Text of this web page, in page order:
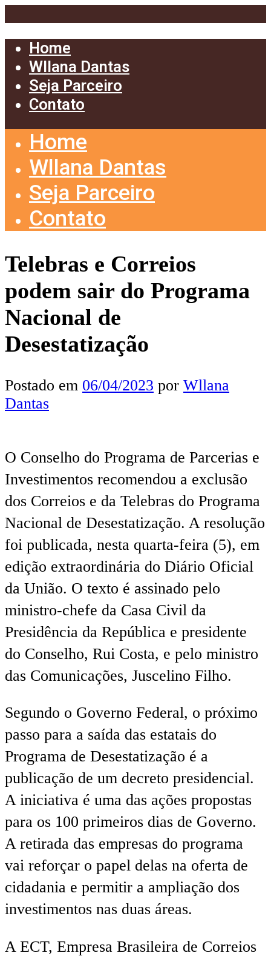
Home
Wllana Dantas
Seja Parceiro
Contato
Home
Wllana Dantas
Seja Parceiro
Contato
Telebras e Correios
podem sair do Programa
Nacional de
Desestatização
Postado em 06/04/2023 por Wllana
Dantas
O Conselho do Programa de Parcerias e
Investimentos recomendou a exclusão
dos Correios e da Telebras do Programa
Nacional de Desestatização. A resolução
foi publicada, nesta quarta-feira (5), em
edição extraordinária do Diário Oficial
da União. O texto é assinado pelo
ministro-chefe da Casa Civil da
Presidência da República e presidente
do Conselho, Rui Costa, e pelo ministro
das Comunicações, Juscelino Filho.
Segundo o Governo Federal, o próximo
passo para a saída das estatais do
Programa de Desestatização é a
publicação de um decreto presidencial.
A iniciativa é uma das ações propostas
para os 100 primeiros dias de Governo.
A retirada das empresas do programa
vai reforçar o papel delas na oferta de
cidadania e permitir a ampliação dos
investimentos nas duas áreas.
A ECT, Empresa Brasileira de Correios